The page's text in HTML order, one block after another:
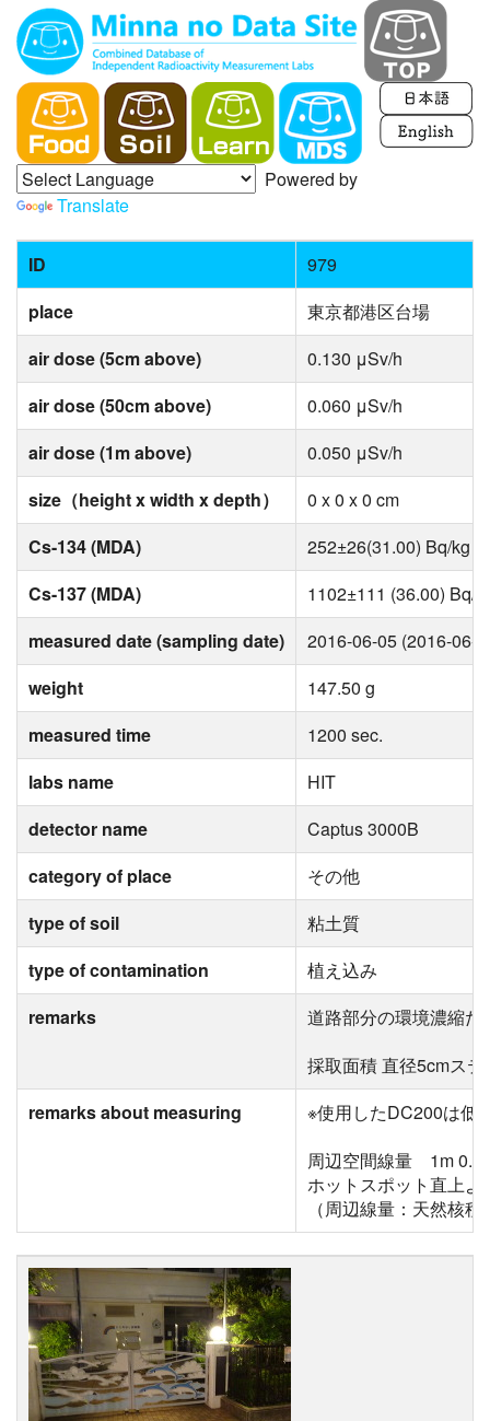
Powered by
Translate
ID
979
place
東京都港区台場
air dose (5cm above)
0.130 μSv/h
air dose (50cm above)
0.060 μSv/h
air dose (1m above)
0.050 μSv/h
size（height x width x depth）
0 x 0 x 0 cm
Cs-134 (MDA)
252±26(31.00) Bq/kg
Cs-137 (MDA)
1102±111 (36.00) Bq/
measured date (sampling date)
2016-06-05 (2016-06-
weight
147.50 g
measured time
1200 sec.
labs name
HIT
detector name
Captus 3000B
category of place
その他
type of soil
粘土質
type of contamination
植え込み
remarks
道路部分の環境濃縮
採取面積 直径5cmス
remarks about measuring
※使用したDC200は低
周辺空間線量 1m
ホットスポット直上よ
（周辺線量：天然核